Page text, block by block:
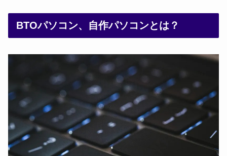
BTOパソコン、自作パソコンとは？